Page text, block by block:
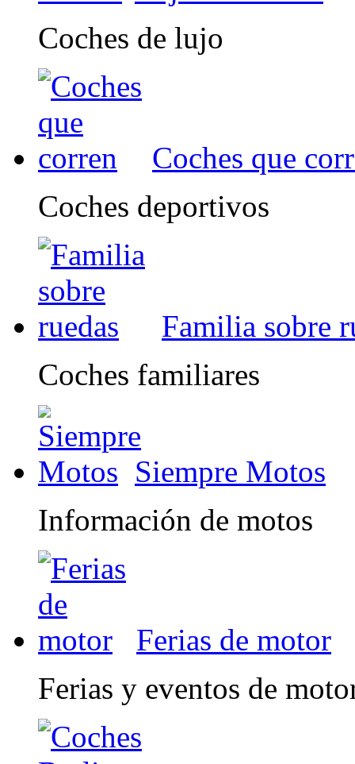
Coches de lujo
Coches que
Coches deportivos
Familia sobre
Coches familiares
Siempre Motos
Información de motos
Ferias de motor
Ferias y eventos de